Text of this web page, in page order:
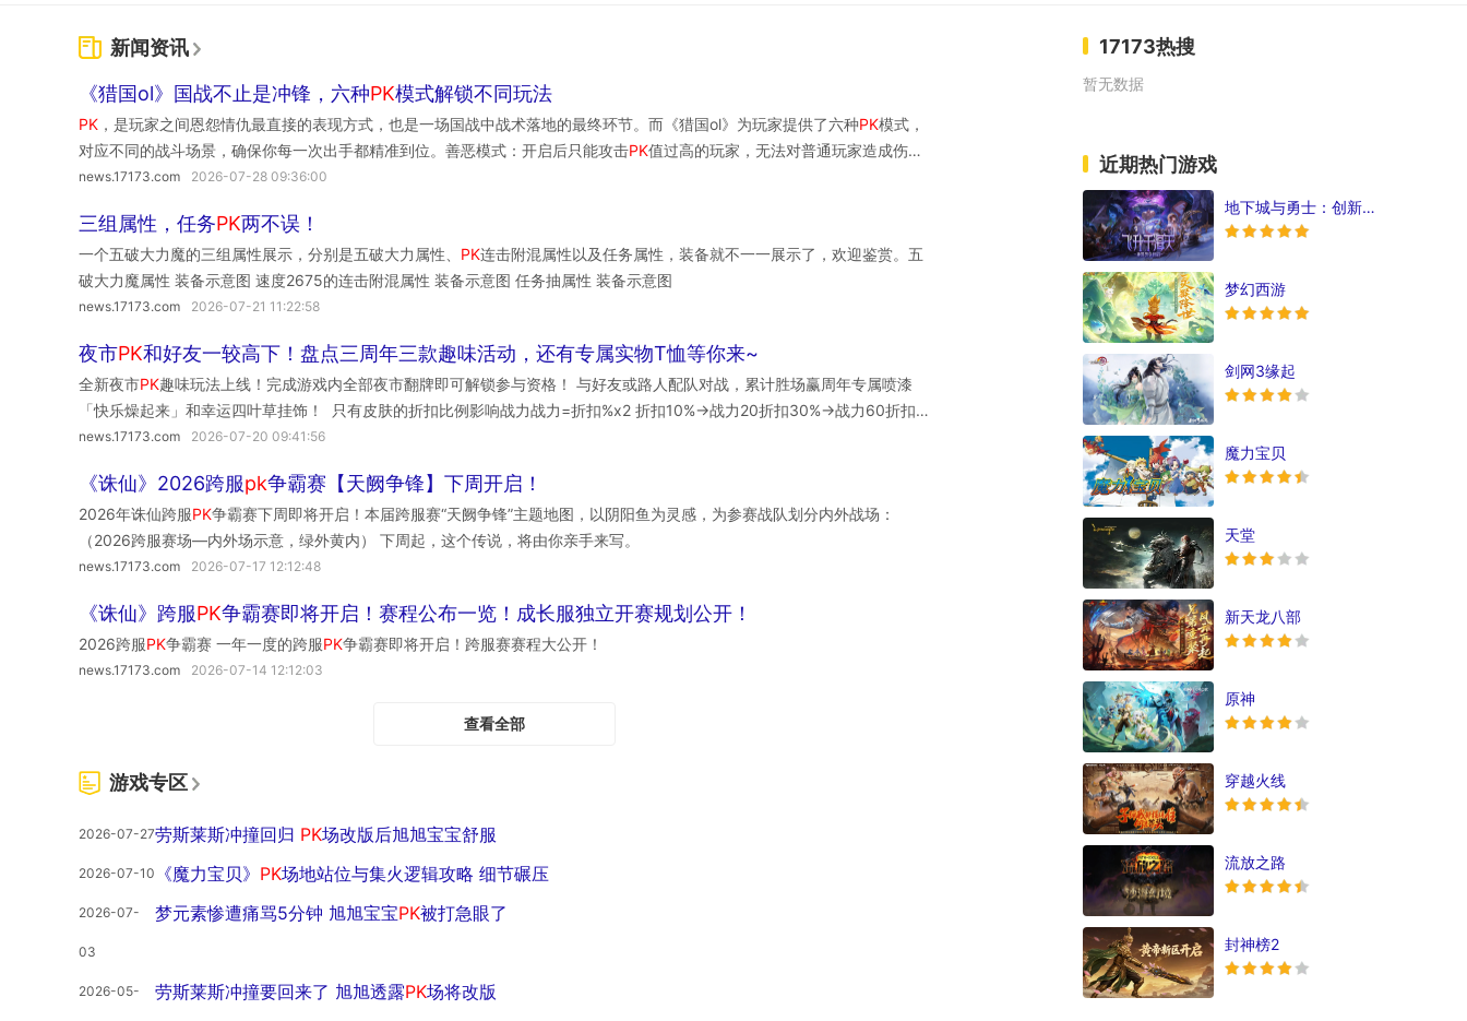
新闻资讯
《猎国ol》国战不止是冲锋，六种PK模式解锁不同玩法
PK ，是玩家之间恩怨情仇最直接的表现方式，也是一场国战中战术落地的最终环节。而《猎国ol》为玩家提供了六种PK模式，
对应不同的战斗场景，确保你每一次出手都精准到位。善恶模式：开启后只能攻击PK值过高的玩家，无法对普通玩家造成伤
害。专为惩恶扬善而设，在乱战中精准击杀红名玩家，维护秩序而不误伤无辜。国战之中，冲锋的号角一响千军万马。
news.17173.com 2026-07-28 09:36:00
三组属性，任务PK两不误！
一个五破大力魔的三组属性展示，分别是五破大力属性、 PK连击附混属性以及任务属性，装备就不一一展示了，欢迎鉴赏。五
破大力魔属性 装备示意图 速度2675的连击附混属性 装备示意图 任务抽属性 装备示意图
news.17173.com 2026-07-21 11:22:58
夜市PK和好友一较高下！盘点三周年三款趣味活动，还有专属实物T恤等你来~
全新夜市PK趣味玩法上线！完成游戏内全部夜市翻牌即可解锁参与资格！ 与好友或路人配队对战，累计胜场赢周年专属喷漆
「快乐燥起来」和幸运四叶草挂饰！ 只有皮肤的折扣比例影响战力战力=折扣%x2 折扣10%→战力20折扣30%→战力60折扣
49%→战力98（封顶） 心愿值、稀有度、原价均不影响战力 战术配置 玩家可从自己的夜市奖池中自选3款皮肤组成对战阵
news.17173.com 2026-07-20 09:41:56
《诛仙》2026跨服pk争霸赛【天阙争锋】下周开启！
2026年诛仙跨服PK争霸赛下周即将开启！本届跨服赛“天阙争锋”主题地图，以阴阳鱼为灵感，为参赛战队划分内外战场：
（2026跨服赛场—内外场示意，绿外黄内） 下周起，这个传说，将由你亲手来写。
news.17173.com 2026-07-17 12:12:48
《诛仙》跨服PK争霸赛即将开启！赛程公布一览！成长服独立开赛规划公开！
2026跨服PK争霸赛 一年一度的跨服PK争霸赛即将开启！跨服赛赛程大公开！
news.17173.com 2026-07-14 12:12:03
查看全部
游戏专区
2026-07-27劳斯莱斯冲撞回归 PK场改版后旭旭宝宝舒服
2026-07-10 《魔力宝贝》 PK场地站位与集火逻辑攻略 细节碾压
2026-07-
03
梦元素惨遭痛骂5分钟 旭旭宝宝PK被打急眼了
2026-05- 劳斯莱斯冲撞要回来了 旭旭透露PK场将改版
17173热搜
暂无数据
近期热门游戏
地下城与勇士：创新世纪
梦幻西游
剑网3缘起
魔力宝贝
天堂
新天龙八部
原神
穿越火线
流放之路
封神榜2